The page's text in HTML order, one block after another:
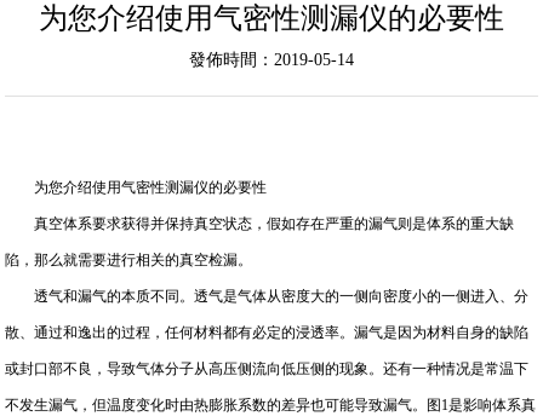
为您介绍使用气密性测漏仪的必要性
發佈時間：2019-05-14
为您介绍使用气密性测漏仪的必要性
真空体系要求获得并保持真空状态，假如存在严重的漏气则是体系的重大缺
陷，那么就需要进行相关的真空检漏。
透气和漏气的本质不同。透气是气体从密度大的一侧向密度小的一侧进入、分
散、通过和逸出的过程，任何材料都有必定的浸透率。漏气是因为材料自身的缺陷
或封口部不良，导致气体分子从高压侧流向低压侧的现象。还有一种情况是常温下
不发生漏气，但温度变化时由热膨胀系数的差异也可能导致漏气。图1是影响体系真